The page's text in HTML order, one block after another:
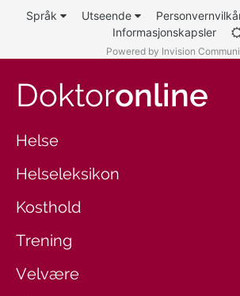
Språk Utseende
Informasjonskapsler
Powered by Invision
Doktoronline
Helse
Helseleksikon
Kosthold
Trening
Velvære